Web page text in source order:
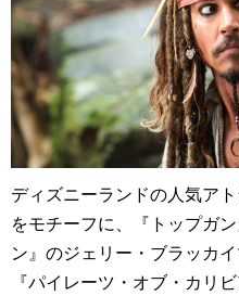
ディズニーランドの人気ア
をモチーフに、『トップガ
ン』のジェリー・ブラッカ
『パイレーツ・オブ・カリ